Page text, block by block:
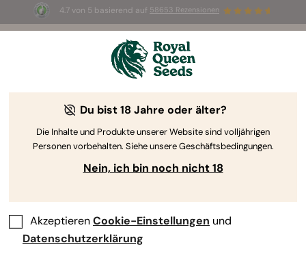
4.7 von 5 basierend auf 58653 Rezensionen
☀️ Sommer-Sale: Bis zu 50 % Rabatt
auf ausgewählte Produkte! ⏤
Luke Sumpter
Geschmack und Wirkung von
Cannabissorten: Ein Leitfaden
Du bist 18 Jahre oder älter?
Die Inhalte und Produkte unserer Website sind volljährigen
Personen vorbehalten. Siehe unsere Geschäftsbedingungen.
Nein, ich bin noch nicht 18
AkzeptierenCookie-Einstellungen und
Datenschutzerklärung